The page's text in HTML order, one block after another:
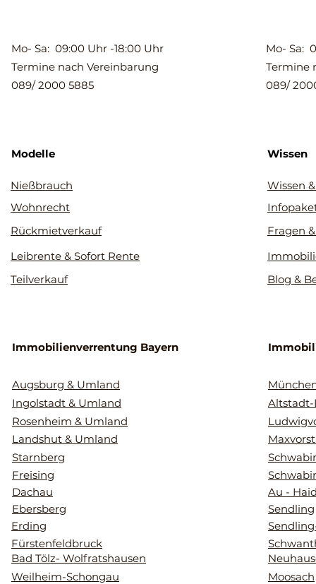
Mo- Sa: 09:00 Uhr -18:00 Uhr
Termine nach Vereinbarung
089/ 2000 5885
Modelle
Nießbrauch
Wohnrecht
Rückmietverkauf
Leibrente & Sofort Rente
Teilverkauf
Immobilienverrentung Bayern
Augsburg & Umland
Ingolstadt & Umland
Rosenheim & Umland
Landshut & Umland
Starnberg
Freising
Dachau
Ebersberg
Erding
Fürstenfeldbruck
Bad Tölz- Wolfratshausen
Weilheim-Schongau
Mo- Sa:
Termine
089/
Wissen
Wissen
Fragen
Blog &
Altstadt-
Au -
Sendling
Moosach